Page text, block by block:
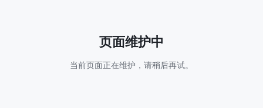
页面维护中
当前页面正在维护，请稍后再试。